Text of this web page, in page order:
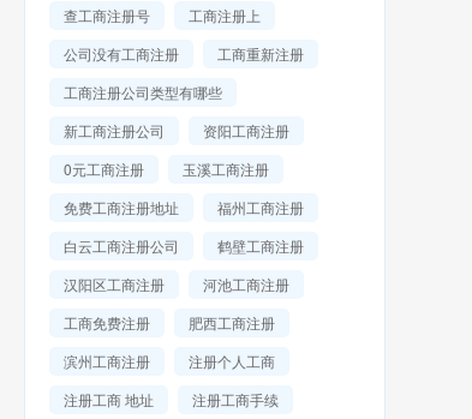
查工商注册号
工商注册上
公司没有工商注册
工商重新注册
工商注册公司类型有哪些
新工商注册公司
资阳工商注册
0元工商注册
玉溪工商注册
免费工商注册地址
福州工商注册
白云工商注册公司
鹤壁工商注册
汉阳区工商注册
河池工商注册
工商免费注册
肥西工商注册
滨州工商注册
注册个人工商
注册工商 地址
注册工商手续